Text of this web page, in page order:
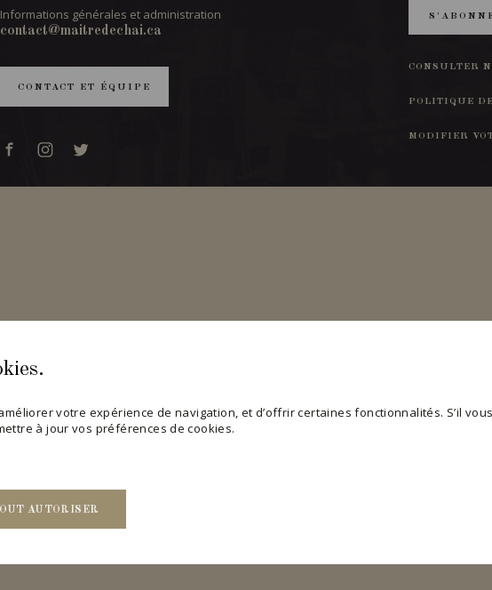
votre expérience de navigation, et d’offrir certaines fonctionnalités. S’il
à jour vos préférences de cookies.
AUTORISER
Informations générales et administration
contact@maitredechai.ca
CONTACT ET ÉQUIPE
CONSULTER
POLITIQUE
MODIFIER